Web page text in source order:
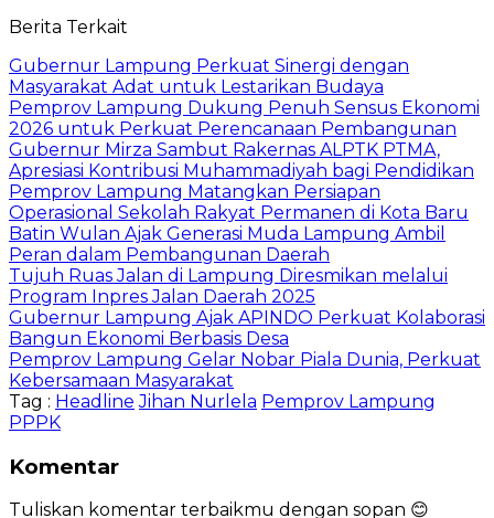
Berita Terkait
Gubernur Lampung Perkuat Sinergi dengan
Masyarakat Adat untuk Lestarikan Budaya
Pemprov Lampung Dukung Penuh Sensus Ekonomi
2026 untuk Perkuat Perencanaan Pembangunan
Gubernur Mirza Sambut Rakernas ALPTK PTMA,
Apresiasi Kontribusi Muhammadiyah bagi Pendidikan
Pemprov Lampung Matangkan Persiapan
Operasional Sekolah Rakyat Permanen di Kota Baru
Batin Wulan Ajak Generasi Muda Lampung Ambil
Peran dalam Pembangunan Daerah
Tujuh Ruas Jalan di Lampung Diresmikan melalui
Program Inpres Jalan Daerah 2025
Gubernur Lampung Ajak APINDO Perkuat Kolaborasi
Bangun Ekonomi Berbasis Desa
Pemprov Lampung Gelar Nobar Piala Dunia, Perkuat
Kebersamaan Masyarakat
Tag : Headline Jihan Nurlela Pemprov Lampung
PPPK
Komentar
Tuliskan komentar terbaikmu dengan sopan 😊